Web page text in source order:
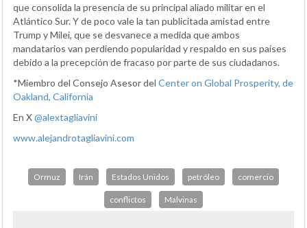
que consolida la presencia de su principal aliado militar en el
Atlántico Sur. Y de poco vale la tan publicitada amistad entre
Trump y Milei, que se desvanece a medida que ambos
mandatarios van perdiendo popularidad y respaldo en sus países
debido a la precepción de fracaso por parte de sus ciudadanos.
*Miembro del Consejo Asesor del Center on Global Prosperity, de
Oakland, California
En X@alextagliavini
www.alejandrotagliavini.com
Ormuz Irán Estados Unidos petróleo comercio
conflictos Malvinas